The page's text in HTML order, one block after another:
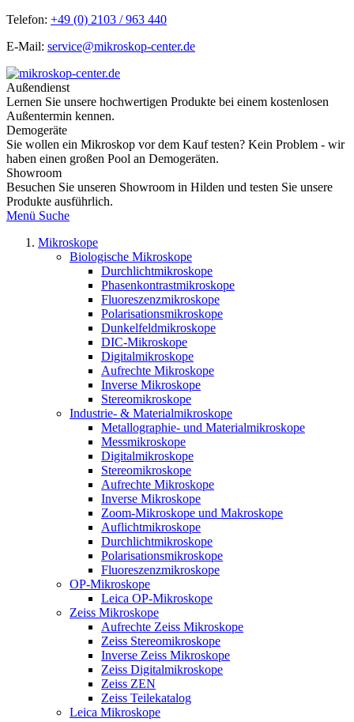
Telefon: +49 (0) 2103 / 963 440
E-Mail: service@mikroskop-center.de
Außendienst
Lernen Sie unsere hochwertigen Produkte bei einem kostenlosen
Außentermin kennen.
Demogeräte
Sie wollen ein Mikroskop vor dem Kauf testen? Kein Problem - wir
haben einen großen Pool an Demogeräten.
Showroom
Besuchen Sie unseren Showroom in Hilden und testen Sie unsere
Produkte ausführlich.
Menü Suche
Mikroskope
Biologische Mikroskope
Durchlichtmikroskope
Phasenkontrastmikroskope
Fluoreszenzmikroskope
Polarisationsmikroskope
Dunkelfeldmikroskope
DIC-Mikroskope
Digitalmikroskope
Aufrechte Mikroskope
Inverse Mikroskope
Stereomikroskope
Industrie- & Materialmikroskope
Metallographie- und Materialmikroskope
Messmikroskope
Digitalmikroskope
Stereomikroskope
Aufrechte Mikroskope
Inverse Mikroskope
Zoom-Mikroskope und Makroskope
Auflichtmikroskope
Durchlichtmikroskope
Polarisationsmikroskope
Fluoreszenzmikroskope
OP-Mikroskope
Leica OP-Mikroskope
Zeiss Mikroskope
Aufrechte Zeiss Mikroskope
Zeiss Stereomikroskope
Inverse Zeiss Mikroskope
Zeiss Digitalmikroskope
Zeiss ZEN
Zeiss Teilekatalog
Leica Mikroskope